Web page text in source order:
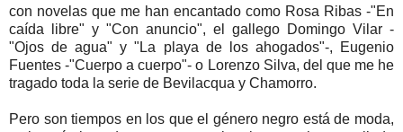
con novelas que me han encantado como Rosa Ribas -"En
caída libre" y "Con anuncio", el gallego Domingo Vilar -
"Ojos de agua" y "La playa de los ahogados"-, Eugenio
Fuentes -"Cuerpo a cuerpo"- o Lorenzo Silva, del que me he
tragado toda la serie de Bevilacqua y Chamorro.
Pero son tiempos en los que el género negro está de moda,